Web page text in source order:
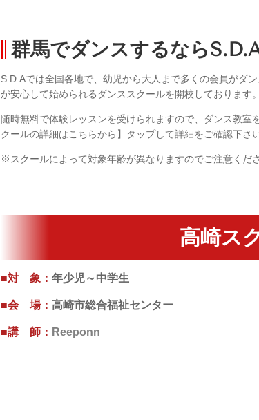
群馬でダンスするなら
S.D.Aでは全国各地で、幼児から大人まで多くの会員がダ
が安心して始められるダンススクールを開校しております
随時無料で体験レッスンを受けられますので、ダンス教
クールの詳細はこちらから】タップして詳細をご確認下さ
※スクールによって対象年齢が異なりますのでご注意くだ
高崎ス
■対 象： 年少児～中学生
■会 場： 高崎市総合福祉センター
■講 師： Reeponn